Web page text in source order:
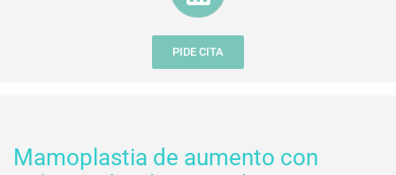
PIDE CITA
Mamoplastia de aumento con